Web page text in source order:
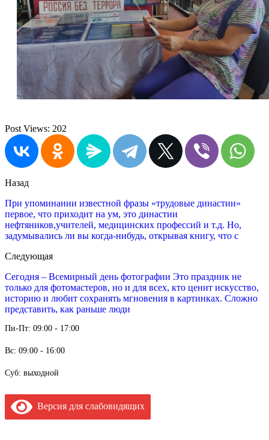
Post Views: 202
Назад
При упоминании известной фразы «трудовые династии»
первое, что приходит на ум, это династии
нефтяников,учителей, медицинских профессий и т.д. Но,
задумывались ли вы когда-нибудь, открывая книгу, что с
Следующая
Сегодня – Всемирный день фотографии Это праздник не
только для фотомастеров, но и для всех, кто ценит искусство,
историю и любит сохранять мгновения в картинках. Сложно
представить, как раньше люди
Пн-Пт: 09:00 - 17:00
Вс: 09:00 - 16:00
Суб: выходной
Версия для слабовидящих